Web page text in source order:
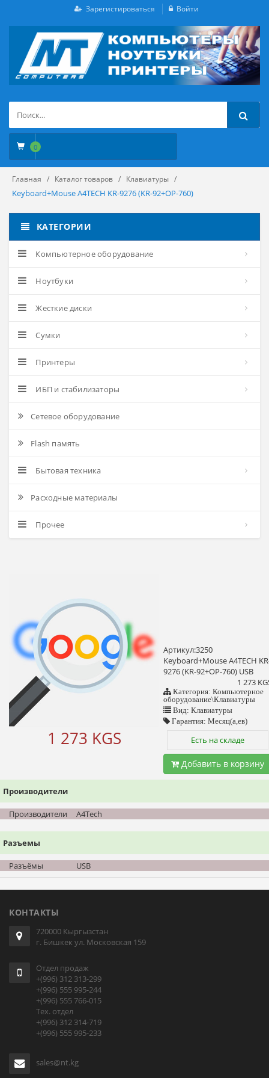
Зарегистироваться Войти
0
Главная Каталог товаров Клавиатуры
Keyboard+Mouse A4TECH KR-9276 (KR-92+OP-760)
КАТЕГОРИИ
Компьютерное оборудование
Ноутбуки
Жесткие диски
Сумки
Принтеры
ИБП и стабилизаторы
Сетевое оборудование
Flash память
Бытовая техника
Расходные материалы
Прочее
1 273 KGS
Артикул:3250
Keyboard+Mouse A4TECH
9276 (KR-92+OP-760) USB
1 273
Категория: Компьютерное
оборудование\Клавиатуры
Вид: Клавиатуры
Гарантия: Месяц(а,ев)
Есть на складе
Добавить в корзину
Производители
Производители A4Tech
Разъемы
Разъёмы USB
КОНТАКТЫ
720000 Кыргызстан
г. Бишкек ул. Московская 159
Отдел продаж
+(996) 312 313-299
+(996) 555 995-244
+(996) 555 766-015
Тех. отдел
+(996) 312 314-719
+(996) 555 995-233
sales@nt.kg